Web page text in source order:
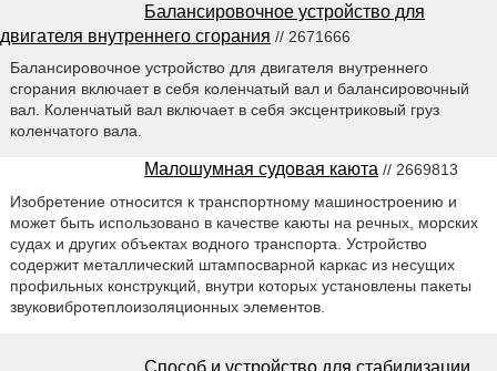
Балансировочное устройство для
двигателя внутреннего сгорания // 2671666
Балансировочное устройство для двигателя внутреннего
сгорания включает в себя коленчатый вал и балансировочный
вал. Коленчатый вал включает в себя эксцентриковый груз
коленчатого вала.
Малошумная судовая каюта // 2669813
Изобретение относится к транспортному машиностроению и
может быть использовано в качестве каюты на речных, морских
судах и других объектах водного транспорта. Устройство
содержит металлический штампосварной каркас из несущих
профильных конструкций, внутри которых установлены пакеты
звуковибротеплоизоляционных элементов.